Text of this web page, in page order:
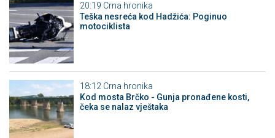
20:19 Crna hronika
Teška nesreća kod Hadžića: Poginuo
motociklista
18:12 Crna hronika
Kod mosta Brčko - Gunja pronađene kosti,
čeka se nalaz vještaka